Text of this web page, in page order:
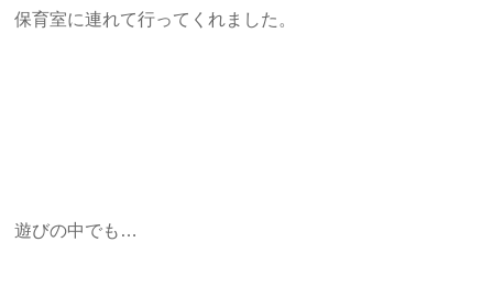
保育室に連れて行ってくれました。
遊びの中でも…